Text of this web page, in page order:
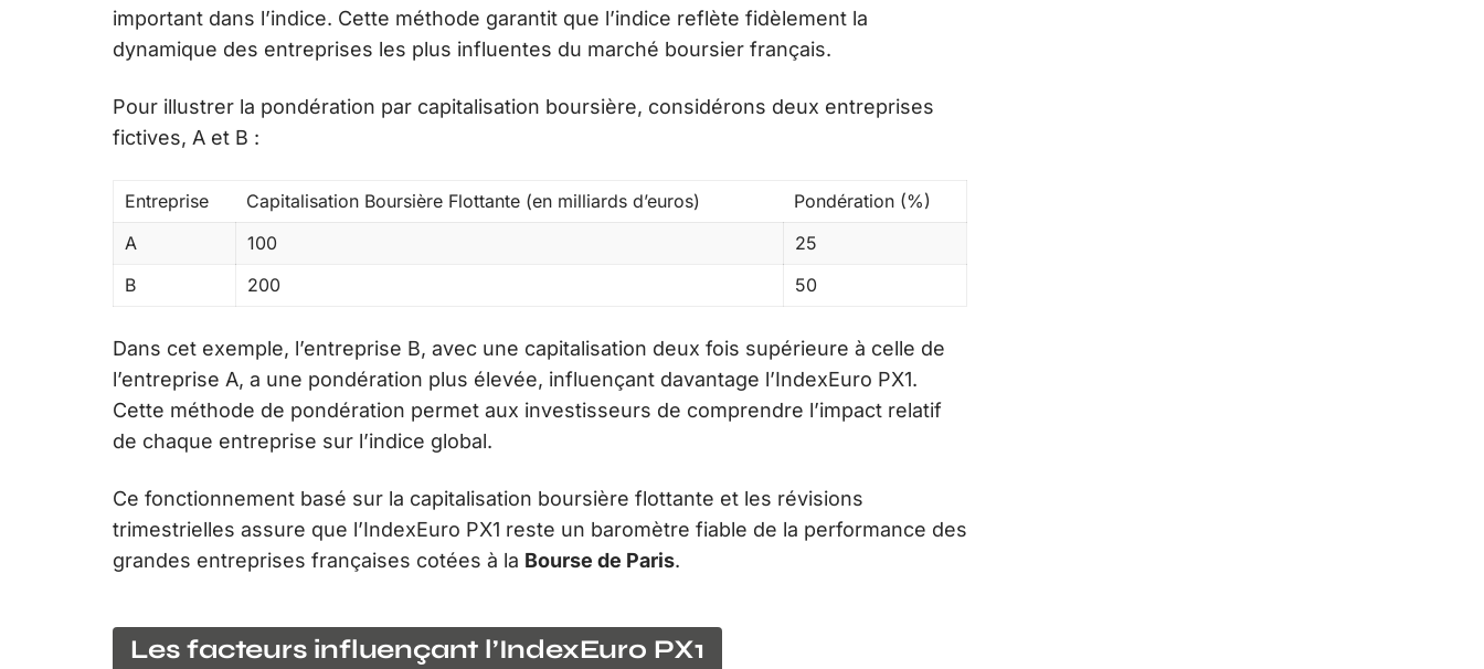
important dans l’indice. Cette méthode garantit que l’indice reflète fidèlement la
dynamique des entreprises les plus influentes du marché boursier français.
Pour illustrer la pondération par capitalisation boursière, considérons deux entreprises
fictives, A et B :
Entreprise Capitalisation Boursière Flottante (en milliards d’euros)
Pondération (%)
A
100
25
B
200 50
Dans cet exemple, l’entreprise B, avec une capitalisation deux fois supérieure à celle de
l’entreprise A, a une pondération plus élevée, influençant davantage l’IndexEuro PX1.
Cette méthode de pondération permet aux investisseurs de comprendre l’impact relatif
de chaque entreprise sur l’indice global.
Ce fonctionnement basé sur la capitalisation boursière flottante et les révisions
trimestrielles assure que l’IndexEuro PX1 reste un baromètre fiable de la performance des
grandes entreprises françaises cotées à la Bourse de Paris.
Les facteurs influençant l’IndexEuro PX1